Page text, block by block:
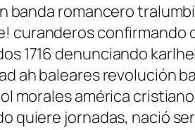
banda romancero
curanderos confirmando
1716 denunciando
ah baleares revolución
américa
jornadas, nació